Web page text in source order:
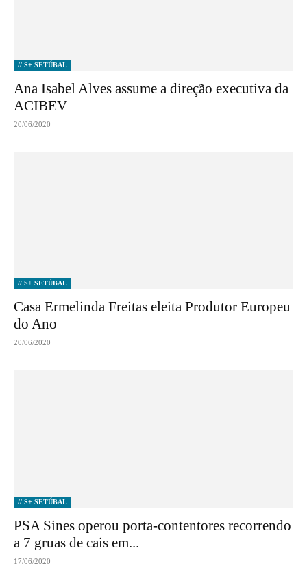
// S+ SETÚBAL
Ana Isabel Alves assume a direção executiva da
ACIBEV
20/06/2020
// S+ SETÚBAL
Casa Ermelinda Freitas eleita Produtor Europeu
do Ano
20/06/2020
// S+ SETÚBAL
PSA Sines operou porta-contentores recorrendo
a 7 gruas de cais em...
17/06/2020